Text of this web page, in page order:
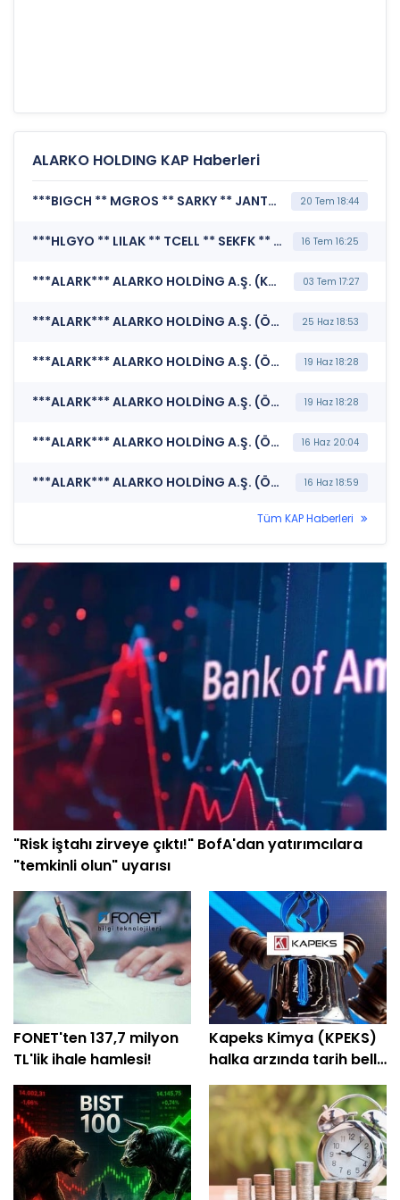
ALARKO HOLDING KAP Haberleri
***BIGCH ** MGROS ** SARKY ** JANTS ** SDTTR ** AVPGY ** GIPTA ** OSMEN ** ISDMR ** MSGYO ** ALARK ** DOHOL ** KBORU ** AZTEK ** AEFES ** BVSAN ** GENTS ** TEZOL ** AKSGY ** TABGD ** TRCAS ** ENERY ** AYGAZ ** NETCD ** ECZYT*** BORSA İSTANBUL A.Ş. (BIST Pay Endeksleri) 20 Tem 18:44
***HLGYO ** LILAK ** TCELL ** SEKFK ** TRALT ** CWENE ** GIPTA ** CRFSA ** SKBNK ** SNGYO ** ALARK ** TNZTP ** DOHOL ** ENKAI ** KUVVA ** IEYHO ** AKSA ** PETKM ** AKENR ** RUZYE ** EKOS ** HRKET ** NTHOL ** OZYSR ** DZGYO ** ENDAE ** EREGL ** OTKAR ** ISCTR ** FRMPL*** MERKEZİ KAYIT KURULUŞU A.Ş. (Borsada İşlem Gören Tipe Dönüşüm Duyurusu) 16 Tem 16:25
***ALARK*** ALARKO HOLDİNG A.Ş. (Kurumsal Yönetim İlkelerine Uyum Derecelendirmesi) 03 Tem 17:27
***ALARK*** ALARKO HOLDİNG A.Ş. (Özel Durum Açıklaması (Genel)) 25 Haz 18:53
***ALARK*** ALARKO HOLDİNG A.Ş. (Özel Durum Açıklaması (Genel)) 19 Haz 18:28
***ALARK*** ALARKO HOLDİNG A.Ş. (Özel Durum Açıklaması (Genel)) 19 Haz 18:28
***ALARK*** ALARKO HOLDİNG A.Ş. (Özel Durum Açıklaması (Genel)) 16 Haz 20:04
***ALARK*** ALARKO HOLDİNG A.Ş. (Özel Durum Açıklaması (Genel)) 16 Haz 18:59
Tüm KAP Haberleri
"Risk iştahı zirveye çıktı!" BofA'dan yatırımcılara
"temkinli olun" uyarısı
FONET'ten 137,7 milyon
TL'lik ihale hamlesi!
Kapeks Kimya (KPEKS)
halka arzında tarih belli
oldu! Geri sayım başladı